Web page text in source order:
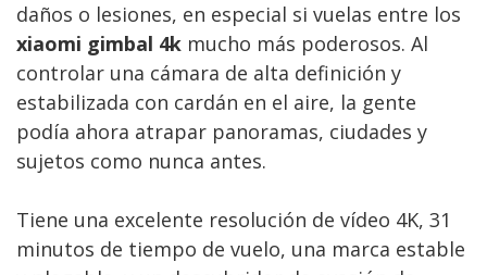
daños o lesiones, en especial si vuelas entre los
xiaomi gimbal 4k mucho más poderosos. Al
controlar una cámara de alta definición y
estabilizada con cardán en el aire, la gente
podía ahora atrapar panoramas, ciudades y
sujetos como nunca antes.
Tiene una excelente resolución de vídeo 4K, 31
minutos de tiempo de vuelo, una marca estable